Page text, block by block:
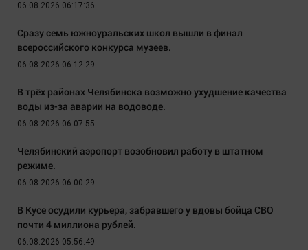
06.08.2026 06:17:36
Сразу семь южноуральских школ вышли в финал
всероссийского конкурса музеев.
06.08.2026 06:12:29
В трёх районах Челябинска возможно ухудшение качества
воды из-за аварии на водоводе.
06.08.2026 06:07:55
Челябинский аэропорт возобновил работу в штатном
режиме.
06.08.2026 06:00:29
В Кусе осудили курьера, забравшего у вдовы бойца СВО
почти 4 миллиона рублей.
06.08.2026 05:56:49